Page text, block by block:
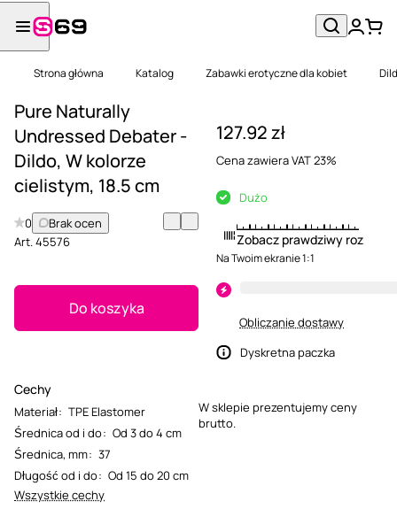
Strona główna Katalog Zabawki erotyczne dla kobiet
Pure Naturally
Undressed Debater -
Dildo, W kolorze
cielistym, 18.5 cm
0
Brak ocen
Art.45576
Do koszyka
Cechy
Materiał: TPE Elastomer
Średnica od i do: Od 3 do 4 cm
Średnica, mm: 37
Długość od i do: Od 15 do 20 cm
Wszystkie cechy
127.92 zł
Cena zawiera VAT 23%
Dużo
Zobacz prawdziwy rozmiar
Na Twoim ekranie 1:1
Obliczanie dostawy
Dyskretna paczka
W sklepie prezentujemy ceny
brutto.